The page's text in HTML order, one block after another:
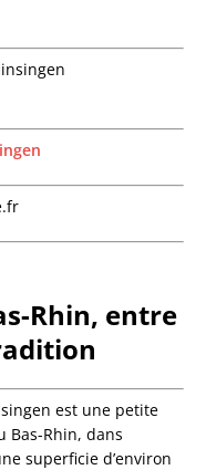
Rhin, entre
est une petite
Bas-Rhin, dans
superficie d’environ